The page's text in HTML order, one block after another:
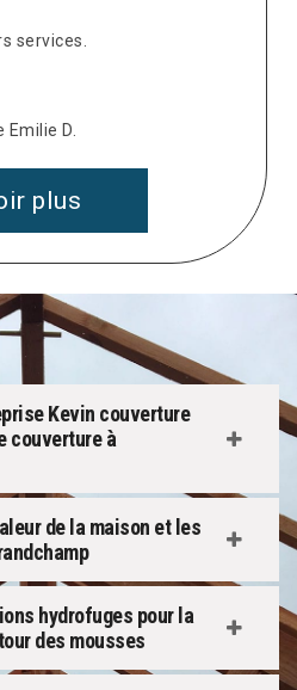
services.
Emilie D.
plus
Kevin couverture
couverture à
de la maison et les
hydrofuges pour la
des mousses